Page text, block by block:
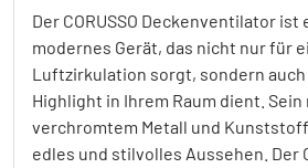
Der CORUSSO Deckenventilator
modernes Gerät, das nicht nur für
Luftzirkulation sorgt, sondern
Highlight in Ihrem Raum dient.
verchromtem Metall und
edles und stilvolles Aussehen. Der